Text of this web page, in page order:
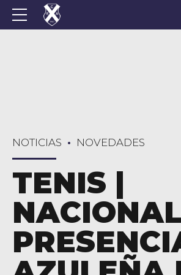
NOTICIAS NOVEDADES
TENIS |